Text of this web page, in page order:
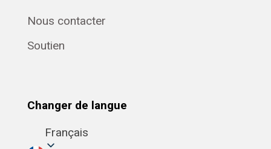
Nous contacter
Soutien
Changer de langue
Français